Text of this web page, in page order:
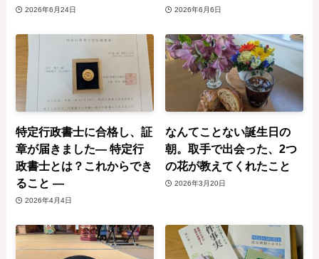
2026年6月24日 2026年6月6日
特定行政書士に合格し、証
章が届きました— 特定行
政書士とは？これからでき
ること —
2026年4月4日
なんてことない誕生日の
朝。取手で出会った、2つ
の花が教えてくれたこと
2026年3月20日